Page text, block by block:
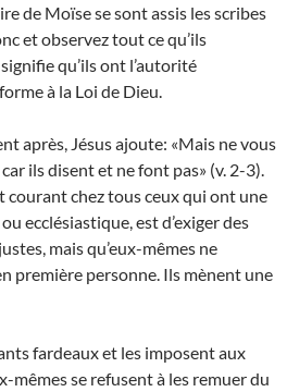
de Moïse se sont assis les scribes
et observez tout ce qu’ils
qu’ils ont l’autorité
à la Loi de Dieu.
après, Jésus ajoute: «Mais ne vous
ils disent et ne font pas» (v. 2-3).
courant chez tous ceux qui ont une
ecclésiastique, est d’exiger des
mais qu’eux-mêmes ne
première personne. Ils mènent une
fardeaux et les imposent aux
mêmes se refusent à les remuer du